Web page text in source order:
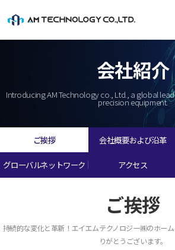
会社紹介
Introducing AM Technology co., Ltd., a global
precision equipment.
ご挨拶 会社概要および沿革
グローバルネットワーク アクセス
ご挨拶
持続的な変化と革新！エイエムテクノロジー㈱のホー
りがとうございます。